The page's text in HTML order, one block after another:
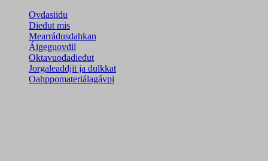
Ovdasiidu
Dieđut mis
Mearrádusdahkan
Áigeguovdil
Oktavuođadieđut
Jorgaleaddjit ja dulkkat
Oahppomateriálagávpi